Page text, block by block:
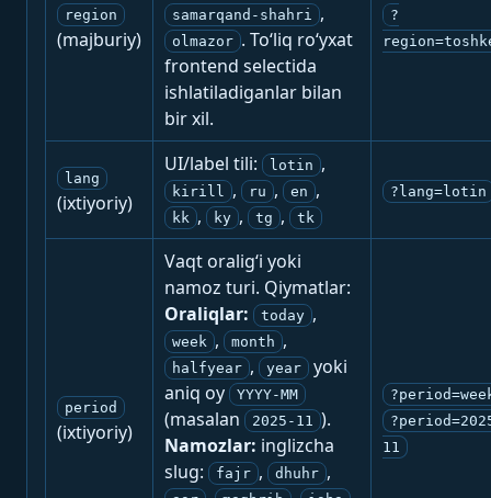
region
(majburiy)
samarqand-shahri ,
olmazor . To‘liq ro‘yxat
frontend selectida
ishlatiladiganlar bilan
bir xil.
?
lang
(ixtiyoriy)
UI/label tili: lotin ,
kirill , ru , en ,
kk , ky , tg , tk
?lang=lotin
period
(ixtiyoriy)
Vaqt oralig‘i yoki
namoz turi. Qiymatlar:
Oraliqlar:
today ,
week , month ,
halfyear , year
yoki
aniq oy
YYYY-MM
(masalan 2025-11 ).
Namozlar: inglizcha
slug:
fajr , dhuhr ,
11